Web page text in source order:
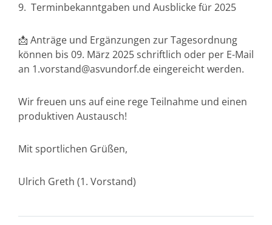
9. Terminbekanntgaben und Ausblicke für 2025
📩 Anträge und Ergänzungen zur Tagesordnung
können bis 09. März 2025 schriftlich oder per E-Mail
an 1.vorstand@asvundorf.de eingereicht werden.
Wir freuen uns auf eine rege Teilnahme und einen
produktiven Austausch!
Mit sportlichen Grüßen,
Ulrich Greth (1. Vorstand)